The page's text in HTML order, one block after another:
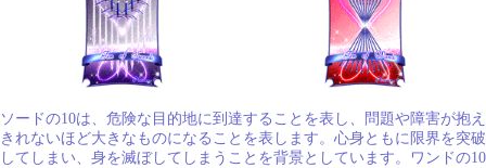
ソードの10は、危険な目的地に到達することを表し、問題や障害が抱え
きれないほど大きなものになることを表します。心身ともに限界を突破
してしまい、身を滅ぼしてしまうことを背景としています。ワンドの10